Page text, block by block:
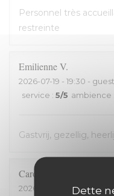
Dette
Personnel très
restreinte
EmilienneV
2026-07-19 - 19:30 -
service : 5/5 ambience
Gastvrij, gezellig,
Carole
2026-07-18
- 21:00 -